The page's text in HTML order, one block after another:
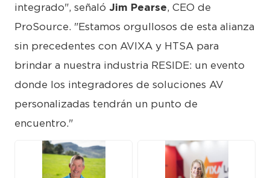
integrado", señaló Jim Pearse, CEO de
ProSource. "Estamos orgullosos de esta alianza
sin precedentes con AVIXA y HTSA para
brindar a nuestra industria RESIDE: un evento
donde los integradores de soluciones AV
personalizadas tendrán un punto de
encuentro."